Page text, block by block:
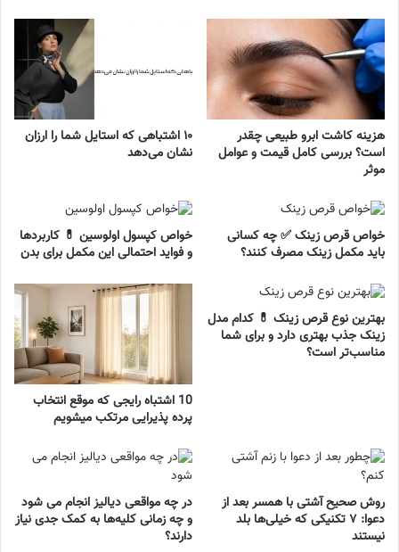
هزینه کاشت ابرو طبیعی چقدر
است؟ بررسی کامل قیمت و عوامل
موثر
۱۰ اشتباهی که استایل شما را ارزان
نشان می‌دهد
خواص قرص زینک ✅ چه کسانی
باید مکمل زینک مصرف کنند؟
خواص کپسول اولوسین 💊 کاربردها
و فواید احتمالی این مکمل برای بدن
بهترین نوع قرص زینک 💊 کدام مدل
زینک جذب بهتری دارد و برای شما
مناسب‌تر است؟
10 اشتباه رایجی که موقع انتخاب
پرده پذیرایی مرتکب میشویم
روش صحیح آشتی با همسر بعد از
دعوا: ۷ تکنیکی که خیلی‌ها بلد
نیستند
در چه مواقعی دیالیز انجام می شود
و چه زمانی کلیه‌ها به کمک جدی نیاز
دارند؟